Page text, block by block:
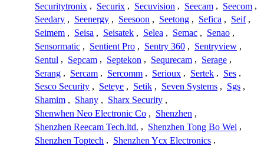
Securitytronix , Securix , Secuvision , Seecam , Seecom ,
Seedary , Seenergy , Seesoon , Seetong , Sefica , Seif ,
Seimem , Seisa , Seisatek , Selea , Semac , Senao ,
Sensormatic , Sentient Pro , Sentry 360 , Sentryview ,
Sentul , Sepcam , Septekon , Sequrecam , Serage ,
Serang , Sercam , Sercomm , Serioux , Sertek , Ses ,
Sesco Security , Seteye , Setik , Seven Systems , Sgs ,
Shamim , Shany , Sharx Security ,
Shenwhen Neo Electronic Co , Shenzhen ,
Shenzhen Reecam Tech.ltd. , Shenzhen Tong Bo Wei ,
Shenzhen Toptech , Shenzhen Ycx Electronics ,